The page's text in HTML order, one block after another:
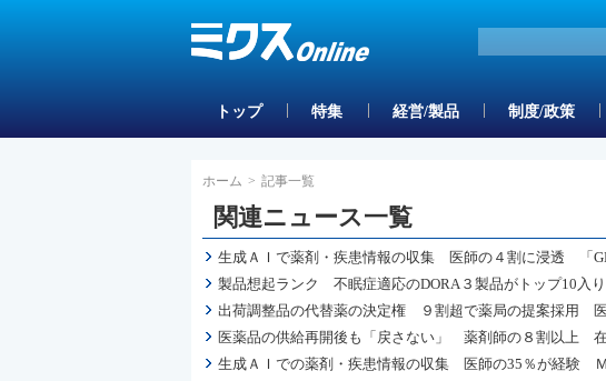
トップ 特集 経営/製品 制度/政策
ホーム > 記事一覧
関連ニュース一覧
生成ＡＩで薬剤・疾患情報の収集 医師の４割に浸透 「
製品想起ランク 不眠症適応のDORA３製品がトップ10入
出荷調整品の代替薬の決定権 ９割超で薬局の提案採用
医薬品の供給再開後も「戻さない」 薬剤師の８割以上
生成ＡＩでの薬剤・疾患情報の収集 医師の35％が経験